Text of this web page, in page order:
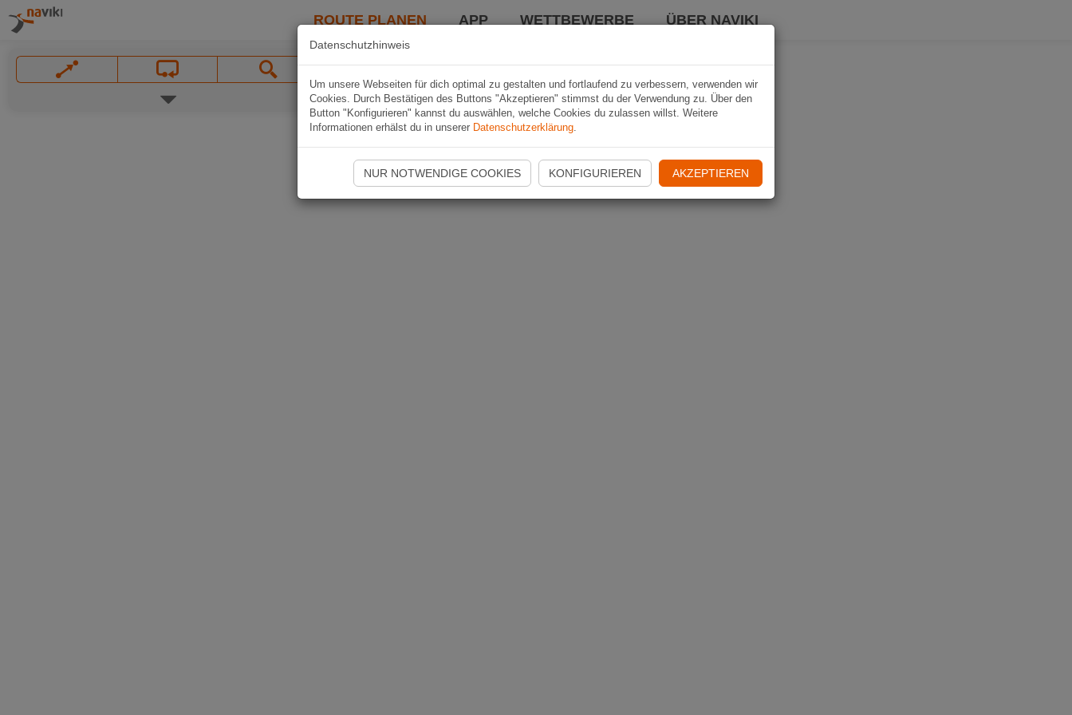
ROUTE PLANEN APP WETTBEWERBE ÜBER NAVIKI
Datenschutzhinweis
Um unsere Webseiten für dich optimal zu gestalten und fortlaufend zu verbessern, verwenden wir
Cookies. Durch Bestätigen des Buttons "Akzeptieren" stimmst du der Verwendung zu. Über den
Button "Konfigurieren" kannst du auswählen, welche Cookies du zulassen willst. Weitere
Informationen erhälst du in unserer Datenschutzerklärung.
NUR NOTWENDIGE COOKIES KONFIGURIEREN AKZEPTIEREN